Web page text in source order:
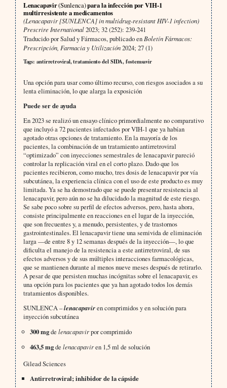
Lenacapavir(Sunlenca)para la infección por VIH-1
multirresistente a medicamentos
(Lenacapavir [SUNLENCA] in multidrug-resistant HIV-1 infection)
Prescrire International2023; 32 (252): 239-241
Traducido por Salud y Fármacos, publicado en Boletín Fármacos:
Prescripción, Farmacia y Utilización2024; 27 (1)
Tags: antirretroviral, tratamiento del SIDA, fostemsavir
Una opción para usar como último recurso, con riesgos asociados a su
lenta eliminación, lo que alarga la exposición
Puede ser de ayuda
En 2023 se realizó un ensayo clínico primordialmente no comparativo
que incluyó a 72 pacientes infectados por VIH-1 que ya habían
agotado otras opciones de tratamiento. En la mayoría de los
pacientes, la combinación de un tratamiento antirretroviral
“optimizado” con inyecciones semestrales de lenacapavir pareció
controlar la replicación viral en el corto plazo. Dado que los
pacientes recibieron, como mucho, tres dosis de lenacapavir por vía
subcutánea, la experiencia clínica con el uso de este producto es muy
limitada. Ya se ha demostrado que se puede presentar resistencia al
lenacapavir, pero aún no se ha dilucidado la magnitud de este riesgo.
Se sabe poco sobre su perfil de efectos adversos, pero, hasta ahora,
consiste principalmente en reacciones en el lugar de la inyección,
que son frecuentes y, a menudo, persistentes, y de trastornos
gastrointestinales. El lenacapavir tiene una semivida de eliminación
larga —de entre 8 y 12 semanas después de la inyección—, lo que
dificulta el manejo de la resistencia a este antirretroviral, de sus
efectos adversos y de sus múltiples interacciones farmacológicas,
que se mantienen durante al menos nueve meses después de retirarlo.
A pesar de que persisten muchas incógnitas sobre el lenacapavir, es
una opción para los pacientes que ya han agotado todos los demás
tratamientos disponibles.
SUNLENCA –lenacapaviren comprimidos y en solución para
inyección subcutánea
300 mgdelenacapavirpor comprimido
463,5 mgdelenacapaviren 1,5 ml de solución
Gilead Sciences
Antirretroviral; inhibidor de la cápside